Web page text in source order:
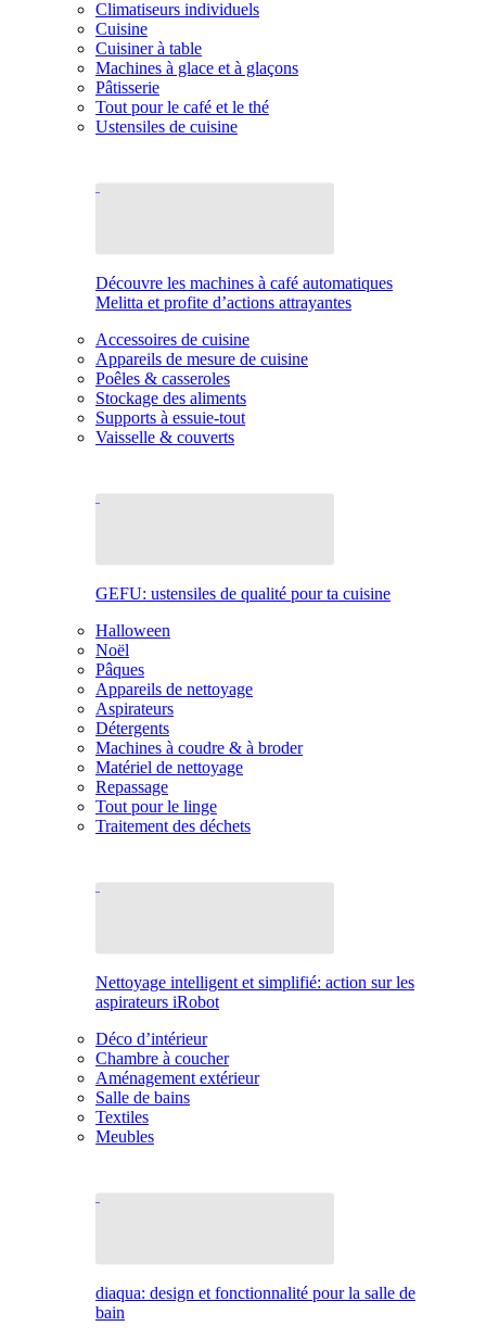
Climatiseurs individuels
Cuisine
Cuisiner à table
Machines à glace et à glaçons
Pâtisserie
Tout pour le café et le thé
Ustensiles de cuisine
Découvre les machines à café automatiques
Melitta et profite d’actions attrayantes
Accessoires de cuisine
Appareils de mesure de cuisine
Poêles & casseroles
Stockage des aliments
Supports à essuie-tout
Vaisselle & couverts
GEFU: ustensiles de qualité pour ta cuisine
Halloween
Noël
Pâques
Appareils de nettoyage
Aspirateurs
Détergents
Machines à coudre & à broder
Matériel de nettoyage
Repassage
Tout pour le linge
Traitement des déchets
Nettoyage intelligent et simplifié: action sur les
aspirateurs iRobot
Déco d’intérieur
Chambre à coucher
Aménagement extérieur
Salle de bains
Textiles
Meubles
diaqua: design et fonctionnalité pour la salle de
bain